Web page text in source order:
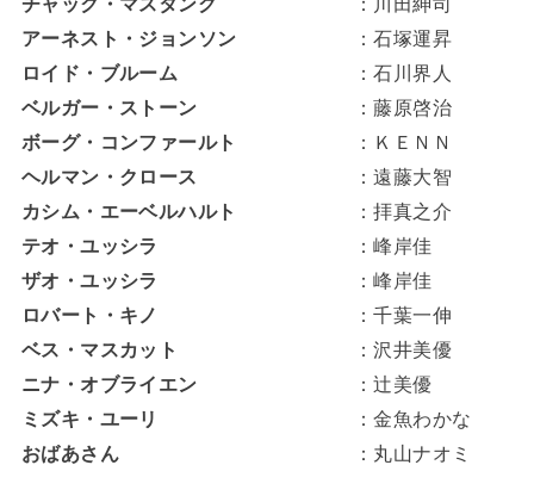
チャック・マスタング
：川田紳司
アーネスト・ジョンソン
：石塚運昇
ロイド・ブルーム
：石川界人
ベルガー・ストーン
：藤原啓治
ボーグ・コンファールト
：ＫＥＮＮ
ヘルマン・クロース
：遠藤大智
カシム・エーベルハルト
：拝真之介
テオ・ユッシラ
：峰岸佳
ザオ・ユッシラ
：峰岸佳
ロバート・キノ
：千葉一伸
ベス・マスカット
：沢井美優
ニナ・オブライエン
：辻美優
ミズキ・ユーリ
：金魚わかな
おばあさん
：丸山ナオミ